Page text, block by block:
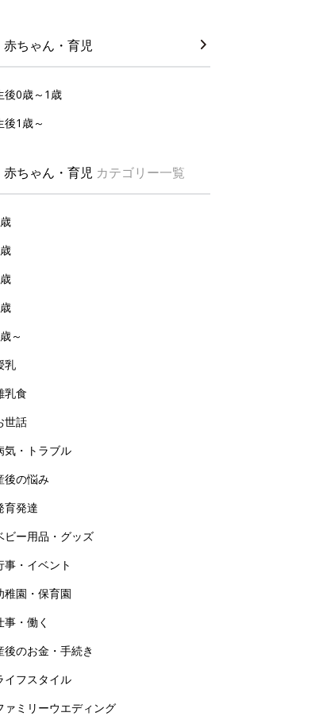
赤ちゃん・育児
後0歳～1歳
後1歳～
赤ちゃん・育児 カテゴリー一覧
～
乳
乳食
世話
気・トラブル
後の悩み
育発達
ビー用品・グッズ
事・イベント
稚園・保育園
事・働く
後のお金・手続き
イフスタイル
ァミリーウエディング